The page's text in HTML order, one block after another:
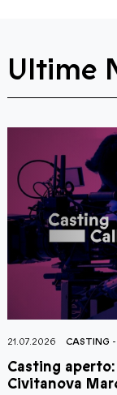
Ultime
21.07.2026 CASTING -
Casting
Civitanova